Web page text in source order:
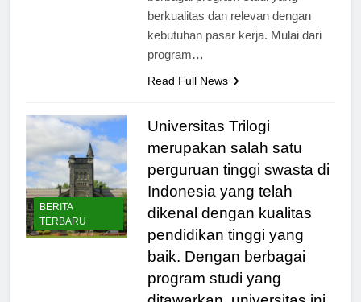
berbagai program studi yang
berkualitas dan relevan dengan
kebutuhan pasar kerja. Mulai dari
BERITA
TERBARU
Universitas Trilogi
merupakan salah satu
perguruan tinggi swasta di
Indonesia yang telah
dikenal dengan kualitas
pendidikan tinggi yang
baik. Dengan berbagai
program studi yang